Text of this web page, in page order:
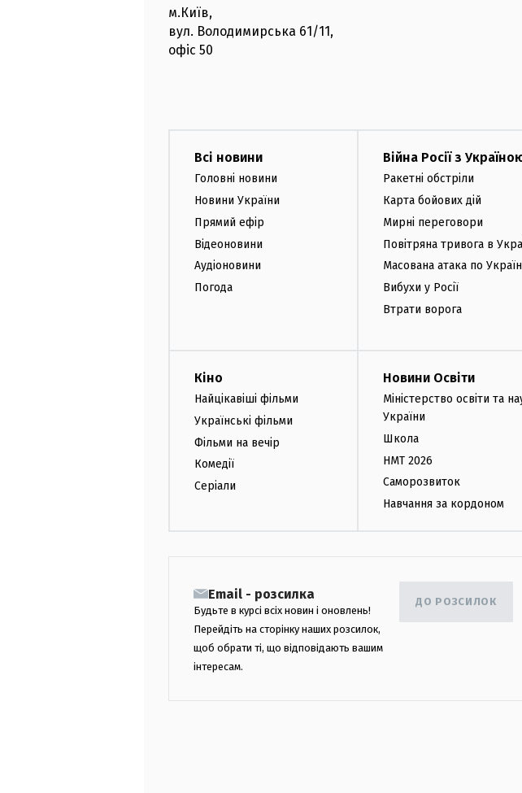
м.Київ,
вул. Володимирська 61/11,
офіс 50
Всі новини
Головні новини
Новини України
Прямий ефір
Відеоновини
Аудіоновини
Погода
Війна Росії з
Ракетні обстріли
Карта бойових дій
Мирні переговори
Повітряна тривога в
Масована атака по
Вибухи у Росії
Втрати ворога
Кіно
Найцікавіші фільми
Українські фільми
Фільми на вечір
Комедії
Серіали
Новини Освіти
Міністерство освіти та
України
Школа
НМТ 2026
Саморозвиток
Навчання за кордоном
Email - розсилка
Будьте в курсі всіх новин і оновлень!
Перейдіть на сторінку наших розсилок,
щоб обрати ті, що відповідають вашим
інтересам.
ДО РОЗСИЛОК